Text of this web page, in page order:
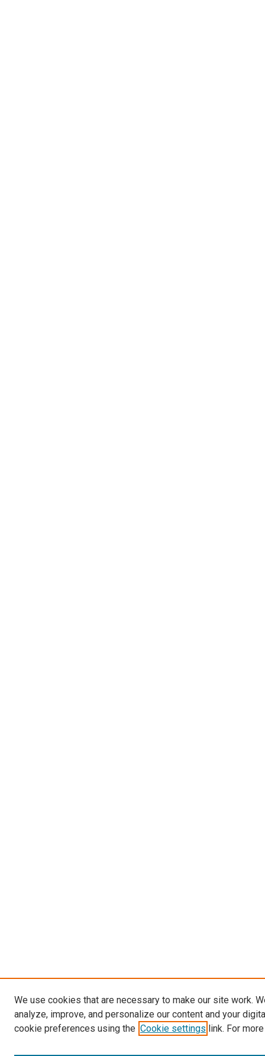
We use cookies that are necessary to make our site work.
analyze, improve, and personalize our content and your
cookie preferences using the Cookie settings link. For